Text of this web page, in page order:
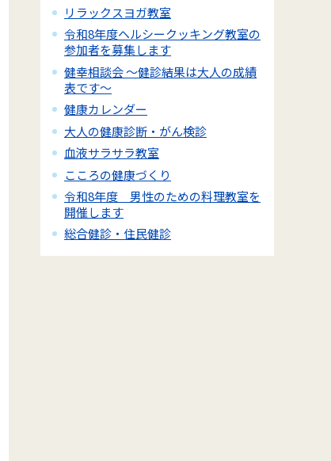
リラックスヨガ教室
令和8年度ヘルシークッキング教室の
参加者を募集します
健幸相談会 ～健診結果は大人の成績
表です～
健康カレンダー
大人の健康診断・がん検診
血液サラサラ教室
こころの健康づくり
令和8年度 男性のための料理教室を
開催します
総合健診・住民健診